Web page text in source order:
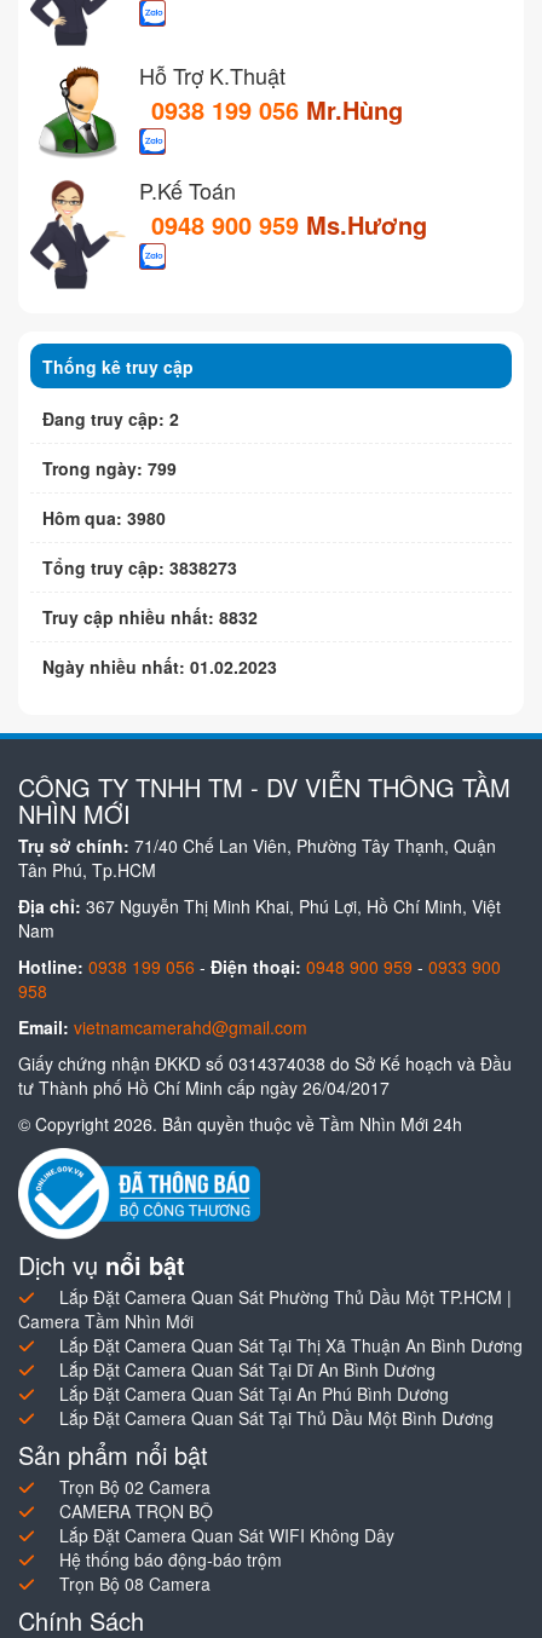
Hỗ Trợ K.Thuật
0938 199 056 Mr.Hùng
P.Kế Toán
0948 900 959 Ms.Hương
Thống kê truy cập
Đang truy cập: 2
Trong ngày: 799
Hôm qua: 3980
Tổng truy cập: 3838273
Truy cập nhiều nhất: 8832
Ngày nhiều nhất: 01.02.2023
CÔNG TY TNHH TM - DV VIỄN THÔNG TẦM
NHÌN MỚI
Trụ sở chính: 71/40 Chế Lan Viên, Phường Tây Thạnh, Quận
Tân Phú, Tp.HCM
Địa chỉ: 367 Nguyễn Thị Minh Khai, Phú Lợi, Hồ Chí Minh, Việt
Nam
Hotline: 0938 199 056 - Điện thoại: 0948 900 959 - 0933 900
958
Email: vietnamcamerahd@gmail.com
Giấy chứng nhận ĐKKD số 0314374038 do Sở Kế hoạch và Đầu
tư Thành phố Hồ Chí Minh cấp ngày 26/04/2017
© Copyright 2026. Bản quyền thuộc về Tầm Nhìn Mới 24h
Dịch vụ nổi bật
Lắp Đặt Camera Quan Sát Phường Thủ Dầu Một TP.HCM |
Camera Tầm Nhìn Mới
Lắp Đặt Camera Quan Sát Tại Thị Xã Thuận An Bình Dương
Lắp Đặt Camera Quan Sát Tại Dĩ An Bình Dương
Lắp Đặt Camera Quan Sát Tại An Phú Bình Dương
Lắp Đặt Camera Quan Sát Tại Thủ Dầu Một Bình Dương
Sản phẩm nổi bật
Trọn Bộ 02 Camera
CAMERA TRỌN BỘ
Lắp Đặt Camera Quan Sát WIFI Không Dây
Hệ thống báo động-báo trộm
Trọn Bộ 08 Camera
Chính Sách